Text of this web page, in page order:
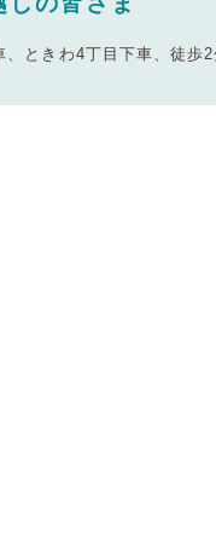
、ときわ4丁目下車、徒歩